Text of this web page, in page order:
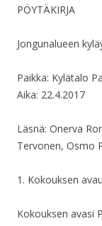
PÖYTÄKIRJA
Jongunalueen
Paikka: Kylätalo
Aika: 22.4.2017
Läsnä: Onerva
Tervonen, Osmo
1. Kokouksen
Kokouksen avasi